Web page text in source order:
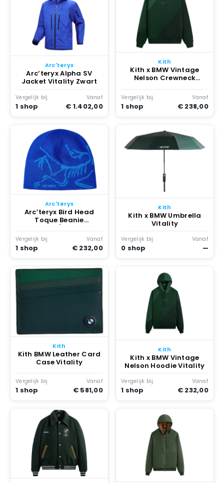
Arc'teryx
Arc’teryx Alpha SV
Jacket Vitality Zwart
Vergelijk bij
1 shop
Vanaf
€ 1.402,00
Kith
Kith x BMW Vintage
Nelson Crewneck
Vergelijk bij
1 shop
Vanaf
€ 238,00
Arc'teryx
Arc’teryx Bird Head
Toque Beanie
Vitality/fluidity
Vergelijk bij
1 shop
Vanaf
€ 232,00
Kith
Kith x BMW Umbrella
Vitality
Vergelijk bij
0 shop
Vanaf
—
Kith
Kith BMW Leather Card
Case Vitality
Vergelijk bij
1 shop
Vanaf
€ 581,00
Kith
Kith x BMW Vintage
Nelson Hoodie Vitality
Vergelijk bij
1 shop
Vanaf
€ 232,00